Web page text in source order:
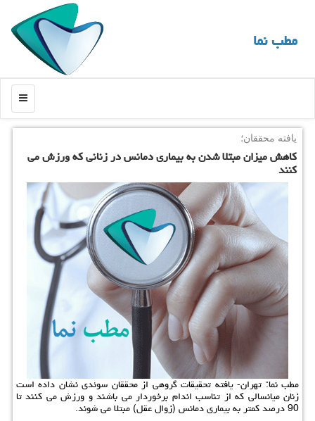
مطب نما
منو
یافته محققان؛
كاهش میزان مبتلا شدن به بیماری دمانس در زنانی كه ورزش می
كنند
مطب نما: تهران- یافته تحقیقات گروهی از محققان سوئدی نشان داده است
زنان میانسالی كه از تناسب اندام برخوردار می باشند و ورزش می كنند تا
90 درصد كمتر به بیماری دمانس (زوال عقل) مبتلا می شوند.